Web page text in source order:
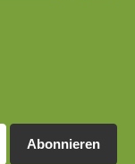
Abonnieren